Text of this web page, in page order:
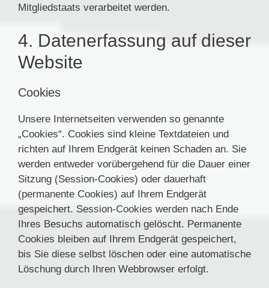
Mitgliedstaats verarbeitet werden.
4. Datenerfassung auf dieser
Website
Cookies
Unsere Internetseiten verwenden so genannte
„Cookies“. Cookies sind kleine Textdateien und
richten auf Ihrem Endgerät keinen Schaden an. Sie
werden entweder vorübergehend für die Dauer einer
Sitzung (Session-Cookies) oder dauerhaft
(permanente Cookies) auf Ihrem Endgerät
gespeichert. Session-Cookies werden nach Ende
Ihres Besuchs automatisch gelöscht. Permanente
Cookies bleiben auf Ihrem Endgerät gespeichert,
bis Sie diese selbst löschen oder eine automatische
Löschung durch Ihren Webbrowser erfolgt.